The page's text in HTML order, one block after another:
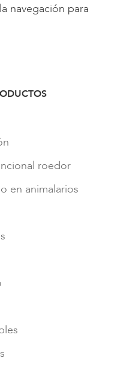
navegación para
roedor
en animalarios